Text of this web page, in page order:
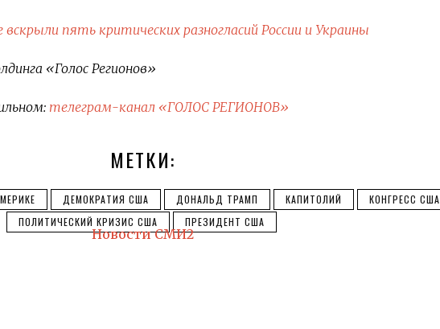
пять критических разногласий России и Украины
«Голос Регионов»
телеграм-канал «ГОЛОС РЕГИОНОВ»
МЕТКИ:
ДЕМОКРАТИЯ США ДОНАЛЬД ТРАМП КАПИТОЛИЙ
КОНГРЕСС США
ПОЛИТИЧЕСКИЙ КРИЗИС США
ПРЕЗИДЕНТ США
Новости СМИ2